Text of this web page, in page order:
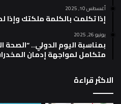
أغسطس 10, 2025
إذا تكلمت بالكلمة ملكتك وإذا
يونيو 26, 2025
بمناسبة اليوم الدولي.. “الصحة
متكامل لمواجهة إدمان
الاكثر قراءة